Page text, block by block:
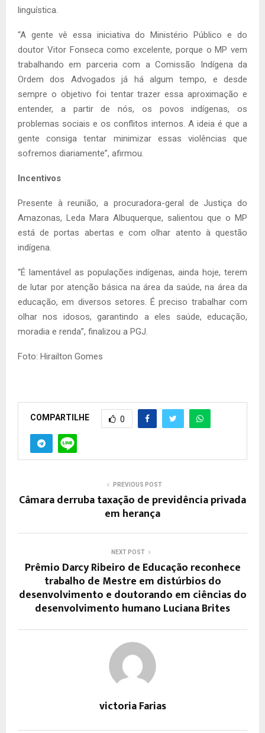
linguística.
“A gente vê essa iniciativa do Ministério Público e do
doutor Vitor Fonseca como excelente, porque o MP vem
trabalhando em parceria com a Comissão Indígena da
Ordem dos Advogados já há algum tempo, e desde
sempre o objetivo foi tentar trazer essa aproximação e
entender, a partir de nós, os povos indígenas, os
problemas sociais e os conflitos internos. A ideia é que a
gente consiga tentar minimizar essas violências que
sofremos diariamente”, afirmou.
Incentivos
Presente à reunião, a procuradora-geral de Justiça do
Amazonas, Leda Mara Albuquerque, salientou que o MP
está de portas abertas e com olhar atento à questão
indígena.
“É lamentável as populações indígenas, ainda hoje, terem
de lutar por atenção básica na área da saúde, na área da
educação, em diversos setores. É preciso trabalhar com
olhar nos idosos, garantindo a eles saúde, educação,
moradia e renda”, finalizou a PGJ.
Foto: Hirailton Gomes
COMPARTILHE 0
PREVIOUS POST
Câmara derruba taxação de previdência privada
em herança
NEXT POST
Prêmio Darcy Ribeiro de Educação reconhece
trabalho de Mestre em distúrbios do
desenvolvimento e doutorando em ciências do
desenvolvimento humano Luciana Brites
victoria Farias